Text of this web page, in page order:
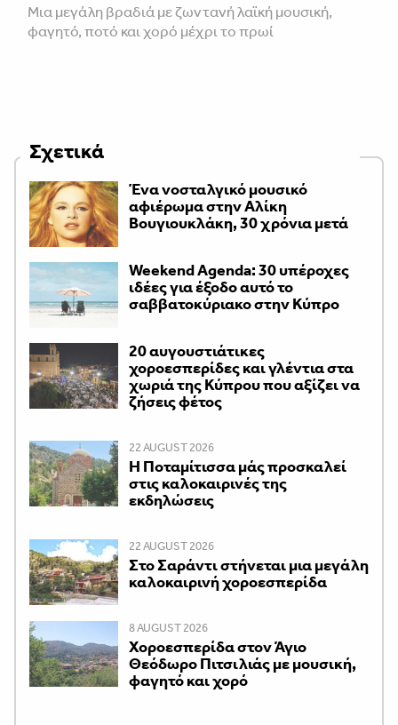
Μια μεγάλη βραδιά με ζωντανή λαϊκή μουσική,
φαγητό, ποτό και χορό μέχρι το πρωί
Σχετικά
Ένα νοσταλγικό μουσικό
αφιέρωμα στην Αλίκη
Βουγιουκλάκη, 30 χρόνια μετά
Weekend Agenda: 30 υπέροχες
ιδέες για έξοδο αυτό το
σαββατοκύριακο στην Κύπρο
20 αυγουστιάτικες
χοροεσπερίδες και γλέντια στα
χωριά της Κύπρου που αξίζει να
ζήσεις φέτος
22 AUGUST 2026
Η Ποταμίτισσα μάς προσκαλεί
στις καλοκαιρινές της
εκδηλώσεις
22 AUGUST 2026
Στο Σαράντι στήνεται μια μεγάλη
καλοκαιρινή χοροεσπερίδα
8 AUGUST 2026
Χοροεσπερίδα στον Άγιο
Θεόδωρο Πιτσιλιάς με μουσική,
φαγητό και χορό